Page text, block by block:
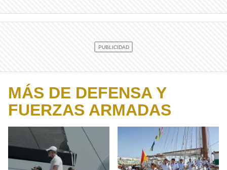
MÁS DE DEFENSA Y
FUERZAS ARMADAS